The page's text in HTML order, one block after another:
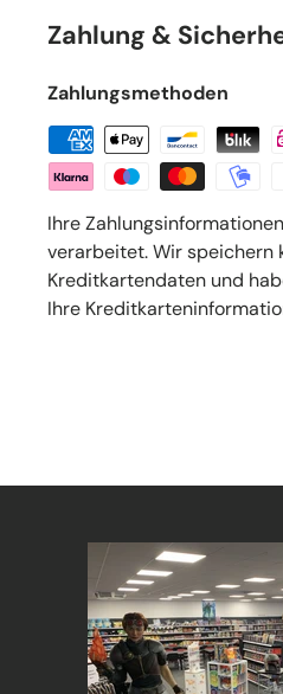
Zahlung &
Zahlungsmethoden
Ihre
verarbeitet. Wir speichern
Kreditkartendaten und
Ihre